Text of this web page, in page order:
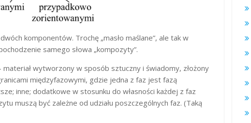
komponentów. Trochę „masło maślane”, ale tak w
samego słowa „kompozyty”.
wytworzony w sposób sztuczny i świadomy, złożony
międzyfazowymi, gdzie jedna z faz jest fazą
inne; dodatkowe w stosunku do własności każdej z faz
muszą być zależne od udziału poszczególnych faz. (Taką